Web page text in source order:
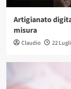
Artigianato
misura
Claudio 22